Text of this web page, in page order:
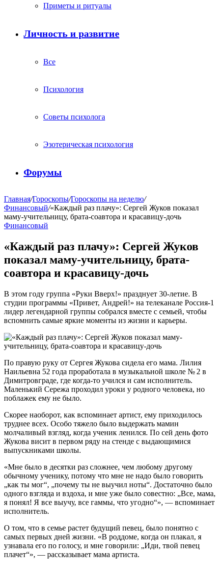
Приметы и ритуалы
Личность и развитие
Все
Психология
Советы психолога
Эзотерическая психология
Форумы
Главная/Гороскопы/Гороскопы на неделю/
Финансовый/«Каждый раз плачу»: Сергей Жуков показал
маму-учительницу, брата-соавтора и красавицу-дочь
Финансовый
«Каждый раз плачу»: Сергей Жуков
показал маму-учительницу, брата-
соавтора и красавицу-дочь
В этом году группа «Руки Вверх!» празднует 30-летие. В
студии программы «Привет, Андрей!» на телеканале Россия-1
лидер легендарной группы собрался вместе с семьей, чтобы
вспомнить самые яркие моменты из жизни и карьеры.
По правую руку от Сергея Жукова сидела его мама. Лилия
Наильевна 52 года проработала в музыкальной школе № 2 в
Димитровграде, где когда-то учился и сам исполнитель.
Маленький Сережа проходил уроки у родного человека, но
поблажек ему не было.
Скорее наоборот, как вспоминает артист, ему приходилось
труднее всех. Особо тяжело было выдержать мамин
молчаливый взгляд, когда ученик ленился. По сей день фото
Жукова висит в первом ряду на стенде с выдающимися
выпускниками школы.
«Мне было в десятки раз сложнее, чем любому другому
обычному ученику, потому что мне не надо было говорить
„как ты мог“, „почему ты не выучил ноты“. Достаточно было
одного взгляда и вздоха, и мне уже было совестно: „Все, мама,
я понял! Я все выучу, все гаммы, что угодно“», — вспоминает
исполнитель.
О том, что в семье растет будущий певец, было понятно с
самых первых дней жизни. «В роддоме, когда он плакал, я
узнавала его по голосу, и мне говорили: „Иди, твой певец
плачет“», — рассказывает мама артиста.